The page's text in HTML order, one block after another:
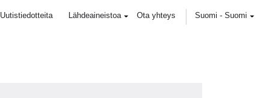
Uutistiedotteita Lähdeaineistoa Ota yhteys Suomi - Suomi